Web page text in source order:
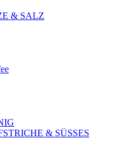
& SALZ
& SÜSSES